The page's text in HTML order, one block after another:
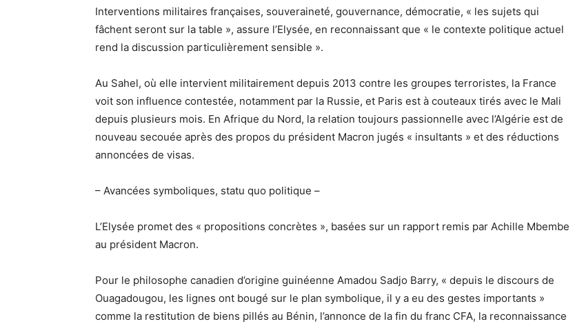
Interventions militaires françaises, souveraineté, gouvernance, démocratie, « les sujets qui
fâchent seront sur la table », assure l’Elysée, en reconnaissant que « le contexte politique actuel
rend la discussion particulièrement sensible ».
Au Sahel, où elle intervient militairement depuis 2013 contre les groupes terroristes, la France
voit son influence contestée, notamment par la Russie, et Paris est à couteaux tirés avec le Mali
depuis plusieurs mois. En Afrique du Nord, la relation toujours passionnelle avec l’Algérie est de
nouveau secouée après des propos du président Macron jugés « insultants » et des réductions
annoncées de visas.
– Avancées symboliques, statu quo politique –
L’Elysée promet des « propositions concrètes », basées sur un rapport remis par Achille Mbembe
au président Macron.
Pour le philosophe canadien d’origine guinéenne Amadou Sadjo Barry, « depuis le discours de
Ouagadougou, les lignes ont bougé sur le plan symbolique, il y a eu des gestes importants »
comme la restitution de biens pillés au Bénin, l’annonce de la fin du franc CFA, la reconnaissance